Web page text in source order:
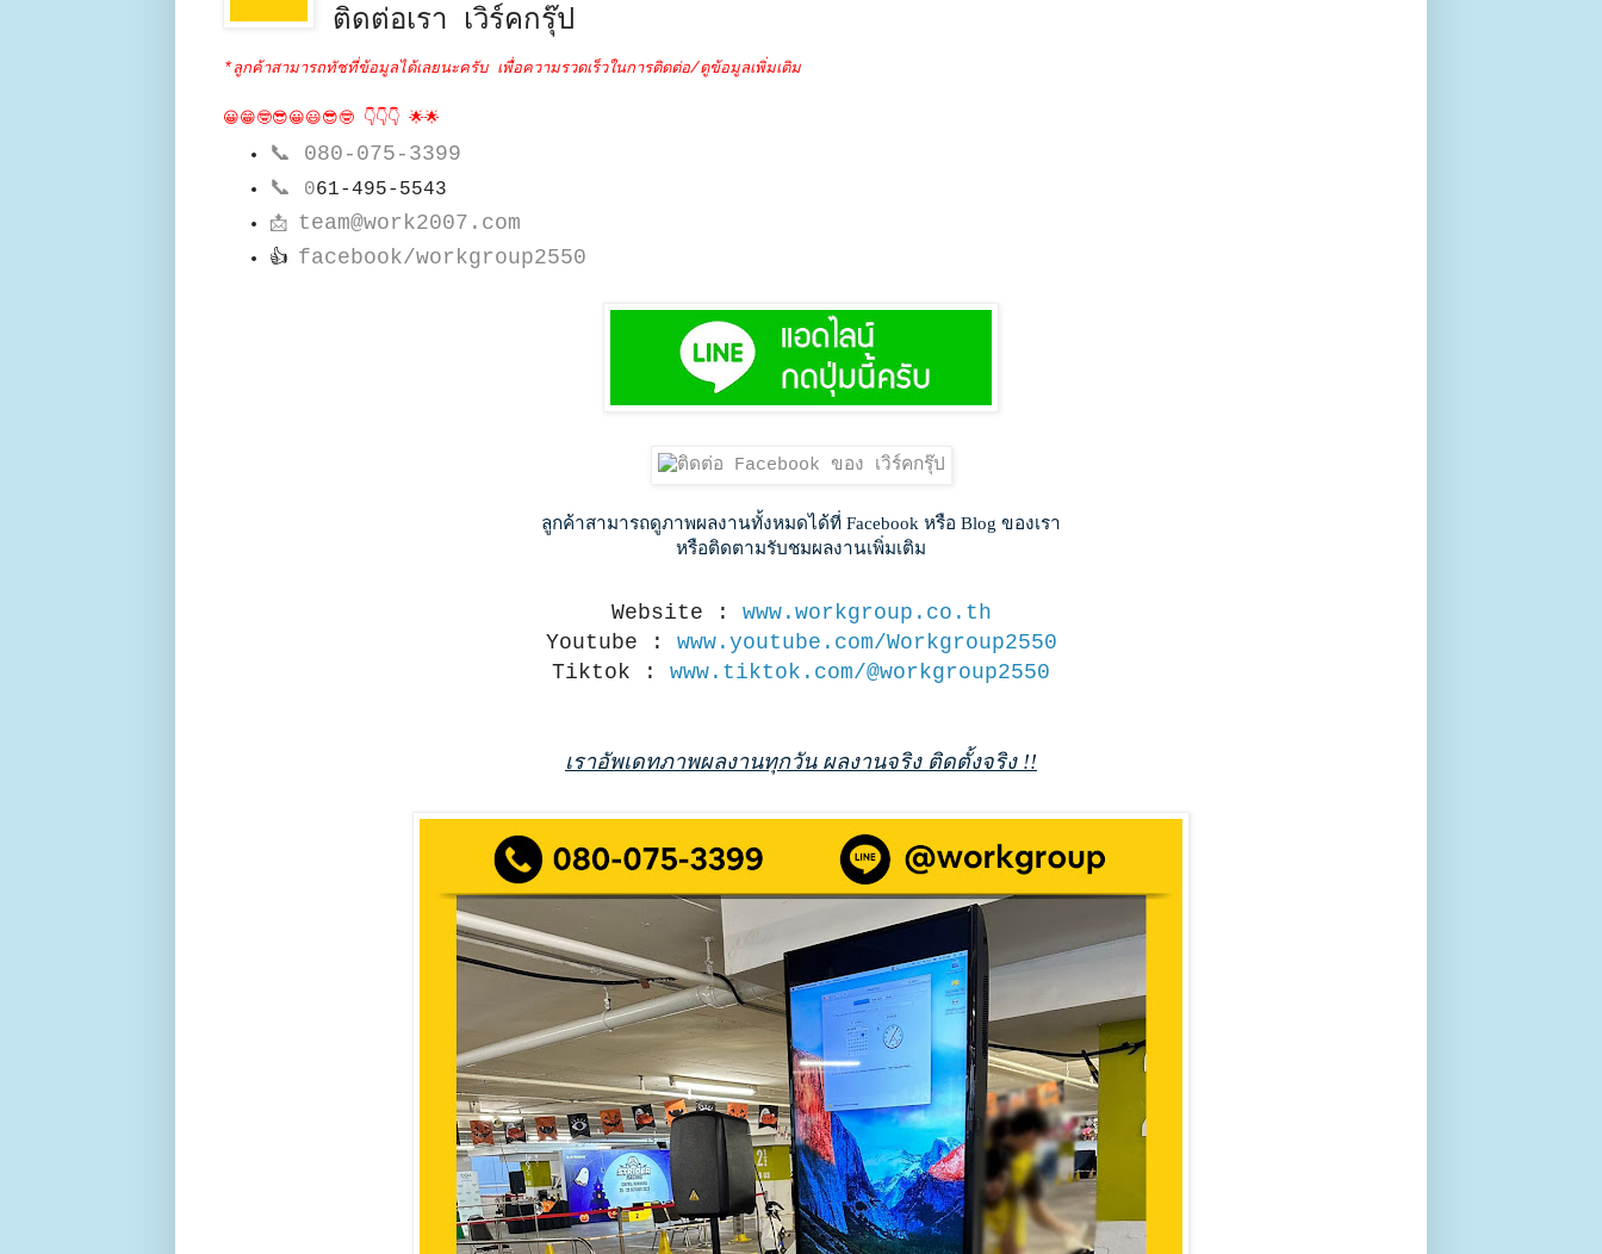
ติดต่อเรา เวิร์คกรุ๊ป
*ลูกค้าสามารถทัชที่ข้อมูลได้เลยนะครับ เพื่อความรวดเร็วในการติดต่อ/ดูข้อมูลเพิ่มเติม
😀😁🤓😎😀😃😎🤓 👇👇👇 🌟🌟
📞 080-075-3399
📞
061-495-5543
📩 team@work2007.com
👍 facebook/workgroup2550
ลูกค้าสามารถดูภาพผลงานทั้งหมดได้ที่ Facebook หรือ Blog ของเรา
หรือติดตามรับชมผลงานเพิ่มเติม
Website : www.workgroup.co.th
Youtube : www.youtube.com/Workgroup2550
Tiktok : www.tiktok.com/@workgroup2550
เราอัพเดทภาพผลงานทุกวัน ผลงานจริง ติดตั้งจริง !!